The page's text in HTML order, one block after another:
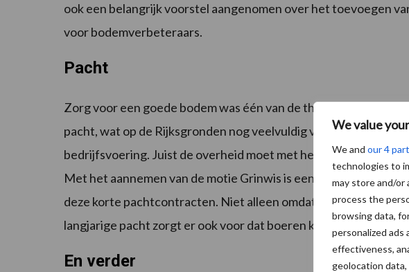
We value
We and our 4
technologies to
may store and/or
process the
browsing data,
personalized ads
effectiveness,
geolocation
ook een belangrijk voorstel aangenomen over het toevoegen
voor bodemverbeteraars.
Pacht
Zorg voor een goede bodem was één van de thema’s bij de
pacht, wat op de Rijksgronden nog veelvuldig voorkomt, is vaak
bedrijfsvoering. Juist de overheid moet met het
Met het aannemen van de motie Grinwis is een duidelijk signaal
deze korte pachtcontracten. Niet alleen omdat het
langjarige pacht zorgt er ook voor dat boeren kunnen investeren
En verder